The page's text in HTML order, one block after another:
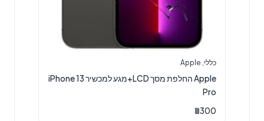
כללי Apple
Apple החלפת מסך LCD+מגע למכשיר iPhone 13
Pro
₪300